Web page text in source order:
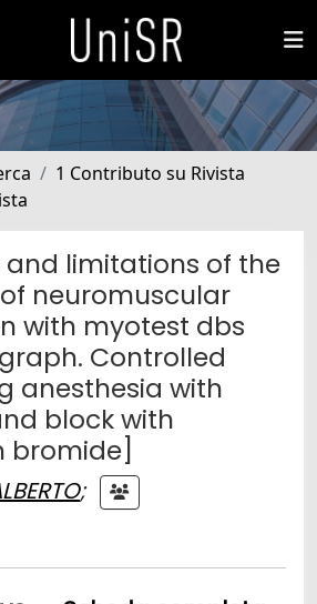
1 Contributo su Rivista
and limitations of the
neuromuscular
with myotest dbs
Controlled
anesthesia with
block with
bromide]
;